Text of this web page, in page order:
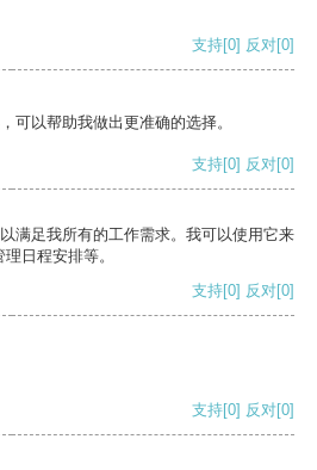
支持[0] 反对[0]
可以帮助我做出更准确的选择。
支持[0] 反对[0]
满足我所有的工作需求。我可以使用它来
日程安排等。
支持[0] 反对[0]
支持[0] 反对[0]